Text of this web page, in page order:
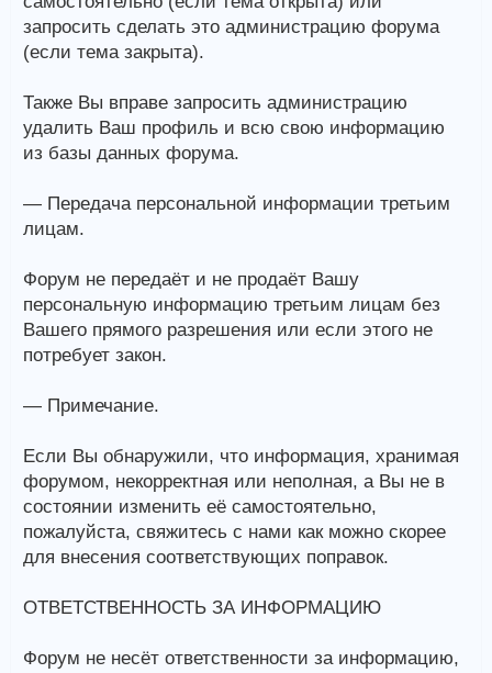
запросить сделать это администрацию форума
(если тема закрыта).
Также Вы вправе запросить администрацию
удалить Ваш профиль и всю свою информацию
из базы данных форума.
— Передача персональной информации третьим
лицам.
Форум не передаёт и не продаёт Вашу
персональную информацию третьим лицам без
Вашего прямого разрешения или если этого не
потребует закон.
— Примечание.
Если Вы обнаружили, что информация, хранимая
форумом, некорректная или неполная, а Вы не в
состоянии изменить её самостоятельно,
пожалуйста, свяжитесь с нами как можно скорее
для внесения соответствующих поправок.
ОТВЕТСТВЕННОСТЬ ЗА ИНФОРМАЦИЮ
Форум не несёт ответственности за информацию,